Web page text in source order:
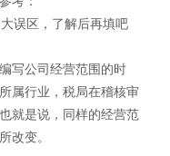
写公司经营范围的时
属行业，税局在稽核审
就是说，同样的经营范
改变。